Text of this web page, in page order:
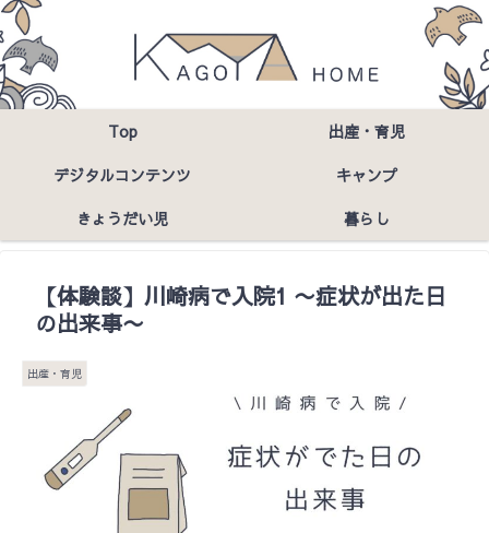
Top
出産・育児
デジタルコンテンツ
キャンプ
きょうだい児
暮らし
【体験談】川崎病で入院1 〜症状が出た日
の出来事〜
出産・育児